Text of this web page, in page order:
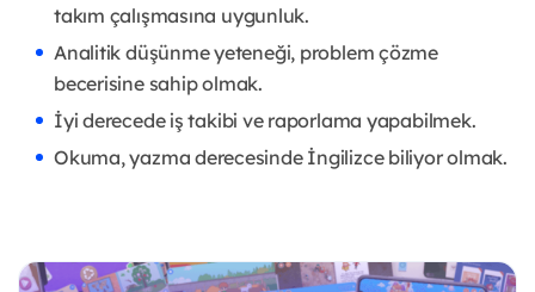
takım çalışmasına uygunluk.
Analitik düşünme yeteneği, problem çözme
becerisine sahip olmak.
İyi derecede iş takibi ve raporlama yapabilmek.
Okuma, yazma derecesinde İngilizce biliyor olmak.